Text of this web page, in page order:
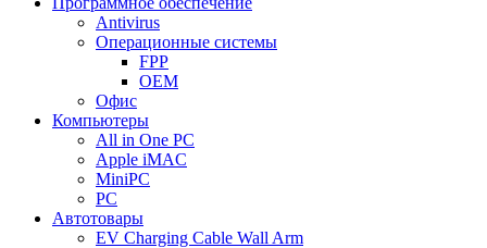
Antivirus
Операционные системы
FPP
OEM
Офис
Компьютеры
All in One PC
Apple iMAC
MiniPC
PC
Автотовары
EV Charging Cable Wall Arm